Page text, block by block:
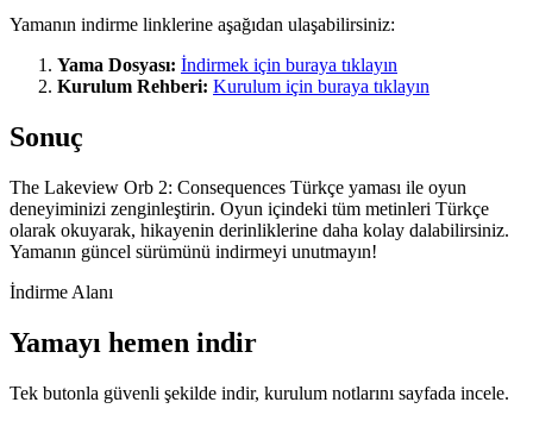
Yamanın indirme linklerine aşağıdan ulaşabilirsiniz:
Yama Dosyası: İndirmek için buraya tıklayın
Kurulum Rehberi: Kurulum için buraya tıklayın
Sonuç
The Lakeview Orb 2: Consequences Türkçe yaması ile oyun
deneyiminizi zenginleştirin. Oyun içindeki tüm metinleri Türkçe
olarak okuyarak, hikayenin derinliklerine daha kolay dalabilirsiniz.
Yamanın güncel sürümünü indirmeyi unutmayın!
İndirme Alanı
Yamayı hemen indir
Tek butonla güvenli şekilde indir, kurulum notlarını sayfada incele.